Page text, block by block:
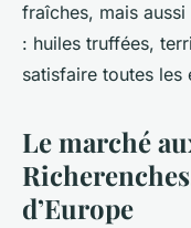
fraîches, mais
: huiles truffées,
satisfaire toutes les
Le marché
d’Europe